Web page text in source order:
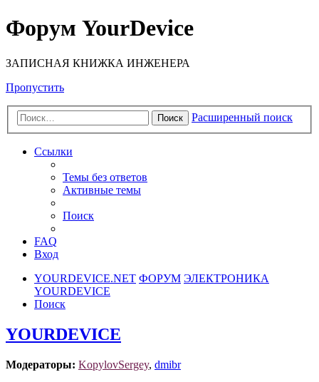
Форум YourDevice
ЗАПИСНАЯ КНИЖКА ИНЖЕНЕРА
Пропустить
Поиск Расширенный поиск
Ссылки
Темы без ответов
Активные темы
Поиск
FAQ
Вход
YOURDEVICE.NET ФОРУМ ЭЛЕКТРОНИКА
YOURDEVICE
Поиск
YOURDEVICE
Модераторы: KopylovSergey, dmibr